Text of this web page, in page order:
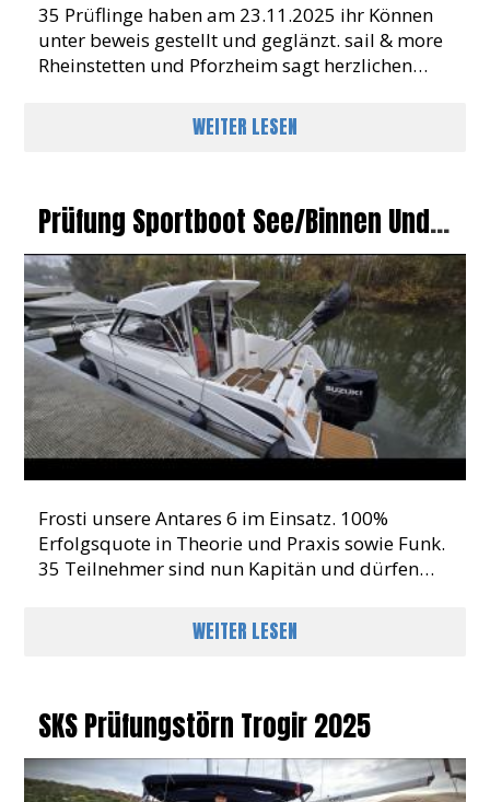
35 Prüflinge haben am 23.11.2025 ihr Können
unter beweis gestellt und geglänzt. sail & more
Rheinstetten und Pforzheim sagt herzlichen
WEITER LESEN
Prüfung Sportboot See/Binnen Und
Funk In Griesheim
Frosti unsere Antares 6 im Einsatz. 100%
Erfolgsquote in Theorie und Praxis sowie Funk.
35 Teilnehmer sind nun Kapitän und dürfen
WEITER LESEN
SKS Prüfungstörn Trogir 2025